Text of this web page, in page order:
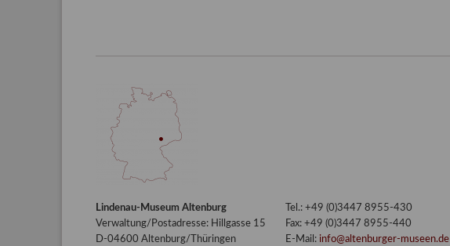
Künstlers
Lindenau-Museum Altenburg
Verwaltung/Postadresse: Hillgasse 15
D-04600 Altenburg/Thüringen
Tel.: +49 (0)3447 8955-430
Fax: +49 (0)3447 8955-440
E-Mail: info@altenburger-museen.de